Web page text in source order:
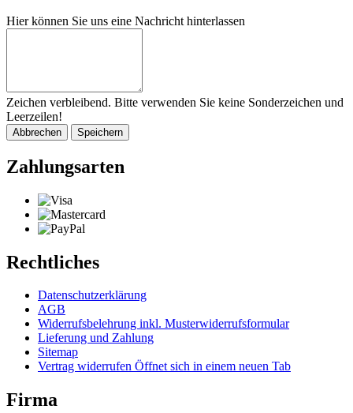
Hier können Sie uns eine Nachricht hinterlassen
Zeichen verbleibend. Bitte verwenden Sie keine Sonderzeichen und
Leerzeilen!
Abbrechen Speichern
Zahlungsarten
Rechtliches
Datenschutzerklärung
AGB
Widerrufsbelehrung inkl. Musterwiderrufsformular
Lieferung und Zahlung
Sitemap
Vertrag widerrufen Öffnet sich in einem neuen Tab
Firma